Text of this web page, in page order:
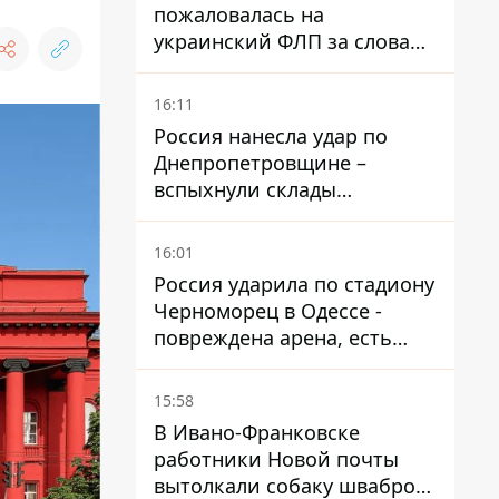
пожаловалась на
украинский ФЛП за слова
SUN SCRIPTION на упаковке
крема - АМКУ наложил
16:11
Россия нанесла удар по
Днепропетровщине –
вспыхнули склады
логистической компании
16:01
Россия ударила по стадиону
Черноморец в Одессе -
повреждена арена, есть
пострадавший
15:58
В Ивано-Франковске
работники Новой почты
вытолкали собаку шваброй